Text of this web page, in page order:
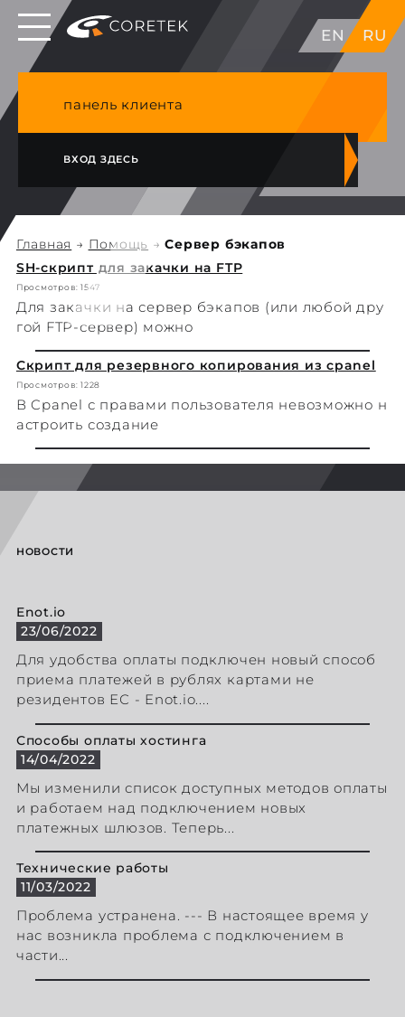
EN RU
Выделенные серверы в ЕС, Японии, ГК, США
NVME VPS & cPanel премиум хостинг в
панель клиента
ВХОД ЗДЕСЬ
Главная → Помощь → Сервер бэкапов
SH-скрипт для закачки на FTP
Просмотров: 1547
Для закачки на сервер бэкапов (или любой дру
гой FTP-сервер) можно
Скрипт для резервного копирования из cpanel
Просмотров: 1228
В Cpanel с правами пользователя невозможно н
астроить создание
НОВОСТИ
Enot.io
23/06/2022
Для удобства оплаты подключен новый способ
приема платежей в рублях картами не
резидентов ЕС - Enot.io....
Способы оплаты хостинга
14/04/2022
Мы изменили список доступных методов оплаты
и работаем над подключением новых
платежных шлюзов. Теперь...
Технические работы
11/03/2022
Проблема устранена. --- В настоящее время у
нас возникла проблема с подключением в
части...